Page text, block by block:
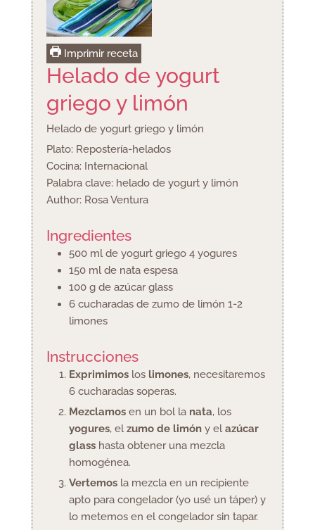
Imprimir receta
Helado de yogurt
griego y limón
Helado de yogurt griego y limón
Plato: Repostería-helados
Cocina: Internacional
Palabra clave: helado de yogurt y limón
Author: Rosa Ventura
Ingredientes
500 ml de yogurt griego 4 yogures
150 ml de nata espesa
100 g de azúcar glass
6 cucharadas de zumo de limón 1-2
limones
Instrucciones
Exprimimos los limones, necesitaremos
6 cucharadas soperas.
Mezclamos en un bol la nata, los
yogures, elzumo de limóny elazúcar
glass hasta obtener una mezcla
homogénea.
Vertemos la mezcla en un recipiente
apto para congelador (yo usé un táper) y
lo metemos en el congelador sin tapar.